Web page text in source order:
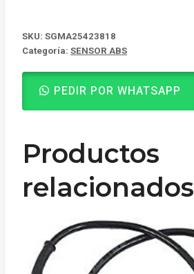
SKU: SGMA25423818
Categoría: SENSOR ABS
PEDIR POR WHATSAPP
Productos
relacionados